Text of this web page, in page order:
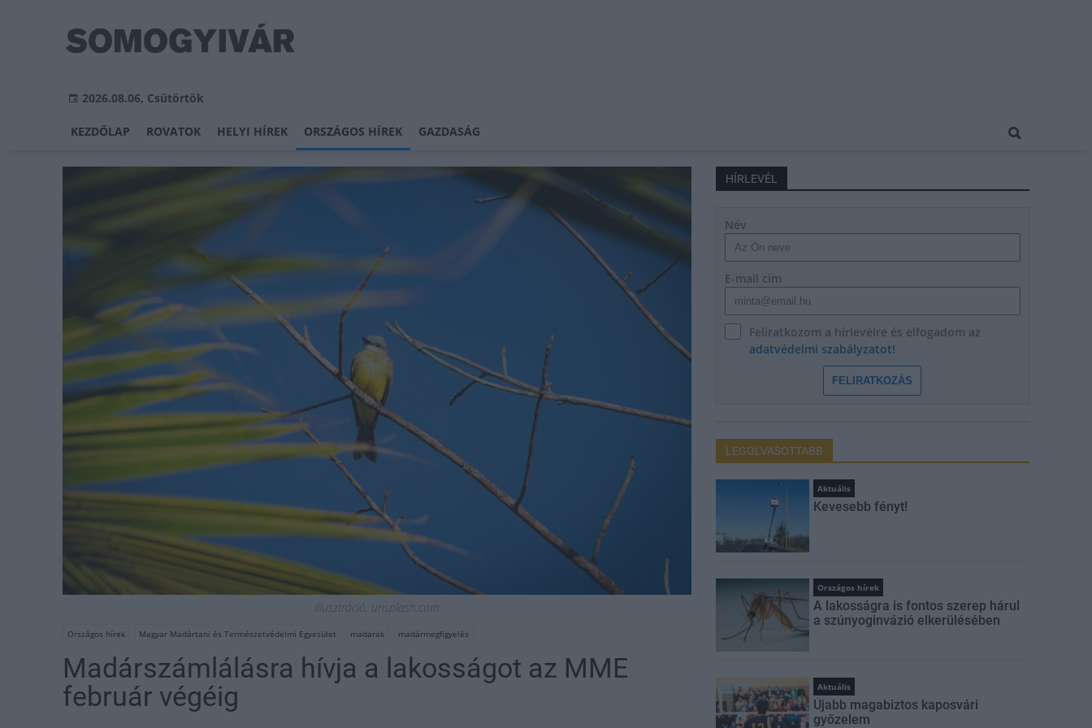
2026.08.06, Csütörtök
KEZDŐLAP ROVATOK HELYI HÍREK ORSZÁGOS HÍREK GAZDASÁG
Illusztráció, unsplash.com
Országos hírek Magyar Madártani és Természetvédelmi Egyesület madarak madármegfigyelés
Madárszámlálásra hívja a lakosságot az MME
február végéig
HÍRLEVÉL
Név
E-mail cím
Feliratkozom a hírlevélre és elfogadom az
adatvédelmi szabályzatot!
FELIRATKOZÁS
LEGOLVASOTTABB
Aktuális
Kevesebb fényt!
Országos hírek
A lakosságra is fontos szerep hárul
a szúnyoginvázió elkerülésében
Aktuális
Újabb magabiztos kaposvári
győzelem